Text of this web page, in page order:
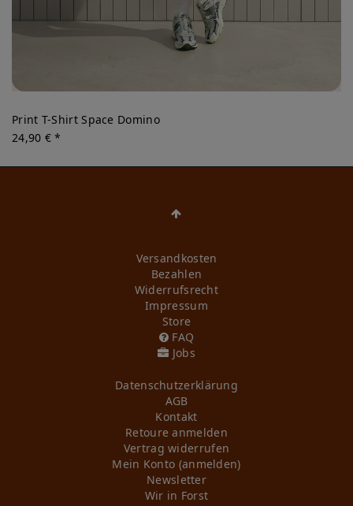
Print T-Shirt Space Domino
24,90 € *
Versandkosten
Bezahlen
Widerrufs­recht
Impressum
Store
FAQ
Jobs
Daten­schutz­erklärung
AGB
Kontakt
Retoure anmelden
Vertrag widerrufen
Mein Konto (anmelden)
Newsletter
Wir in Forst